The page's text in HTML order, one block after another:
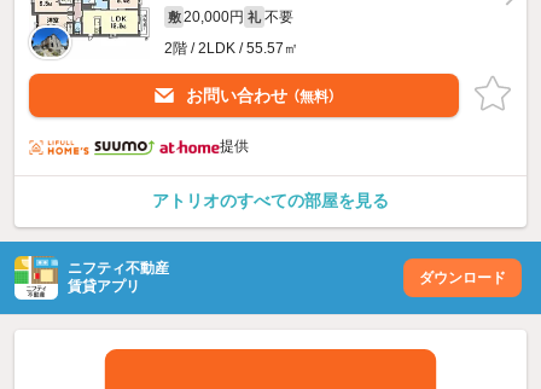
敷 20,000円 礼 不要
2階 / 2LDK / 55.57㎡
お問い合わせ （無料）
提供
アトリオのすべての部屋を見る
ニフティ不動産
賃貸アプリ
ダウンロード